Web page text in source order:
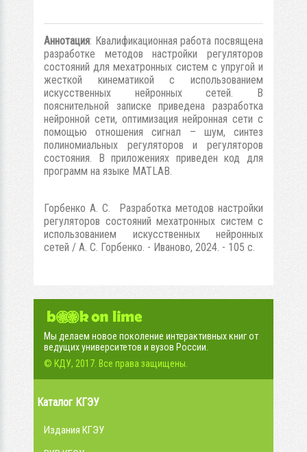
Аннотация: Квалификационная работа посвящена
разработке методов настройки регуляторов
состояний для мехатронных систем с упругой и
жесткой кинематикой с использованием
искусственных нейронных сетей. В
пояснительной записке приведена разработка
нейронной сети, оптимизация нейронная сети с
помощью отношения сигнал – шум, синтез
полиномиальных регуляторов и регуляторов
состояния. В приложениях приведен код для
программ на языке MATLAB.
Горбенко А. С. Разработка методов настройки
регуляторов состояний мехатронных систем с
использованием искусственных нейронных
сетей / А. С. Горбенко. - Иваново, 2024. - 105 с.
Мы делаем новое поколение интерактивных книг от
ведущих университетов и вузов России.
© КДУ, 2017. Все права защищены.
Каталог КГЭУ
Издания КГЭУ